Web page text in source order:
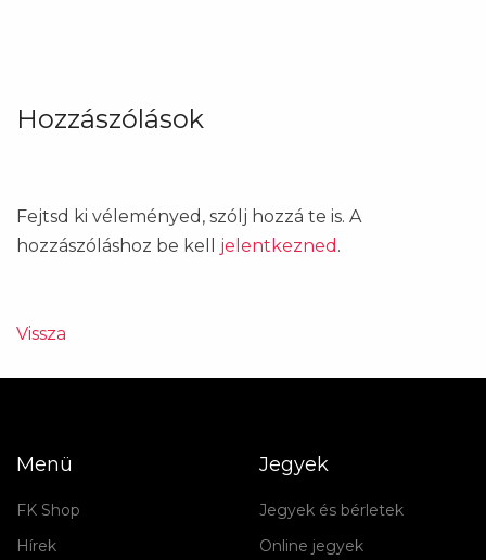
Hozzászólások
Fejtsd ki véleményed, szólj hozzá te is. A
hozzászóláshoz be kell jelentkezned .
Vissza
Menü
FK Shop
Hírek
Jegyek
Jegyek és bérletek
Online jegyek